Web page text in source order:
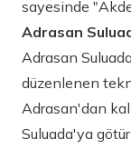
sayesinde
Adrasan
Adrasan
düzenlenen
Adrasan'dan
Suluada'ya